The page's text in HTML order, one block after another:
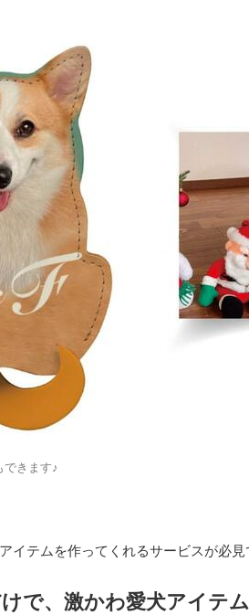
できます♪
イテムを作ってくれるサービスが必見
で、激かわ愛犬アイテ